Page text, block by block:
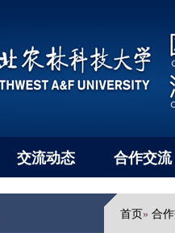
交流动态 合作交流
首页» 合